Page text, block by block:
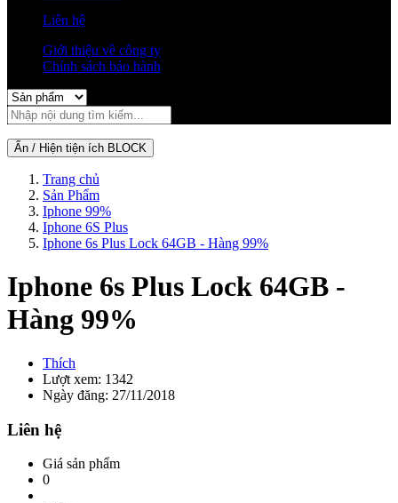
Liên hệ
Giới thiệu về công ty
Chính sách bảo hành
Ẩn / Hiện tiện ích BLOCK
Trang chủ
Sản Phẩm
Iphone 99%
Iphone 6S Plus
Iphone 6s Plus Lock 64GB - Hàng 99%
Iphone 6s Plus Lock 64GB -
Hàng 99%
Thích
Lượt xem: 1342
Ngày đăng: 27/11/2018
Liên hệ
Giá sản phẩm
0